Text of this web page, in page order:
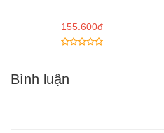
155.600đ
Bình luận